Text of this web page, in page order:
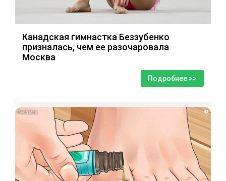
Канадская гимнастка Беззубенко
призналась, чем ее разочаровала
Москва
Подробнее >>
i